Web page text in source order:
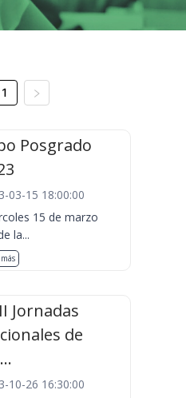
1
Posgrado
03-15 18:00:00
15 de marzo
la...
Jornadas
de
10-26 16:30:00